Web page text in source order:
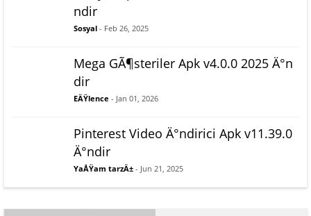
ndir
Sosyal - Feb 26, 2025
Mega GÃ¶steriler Apk v4.0.0 2025 Ä°n
dir
EÄŸlence - Jan 01, 2026
Pinterest Video Ä°ndirici Apk v11.39.0
Ä°ndir
YaÅŸam tarzÄ± - Jun 21, 2025